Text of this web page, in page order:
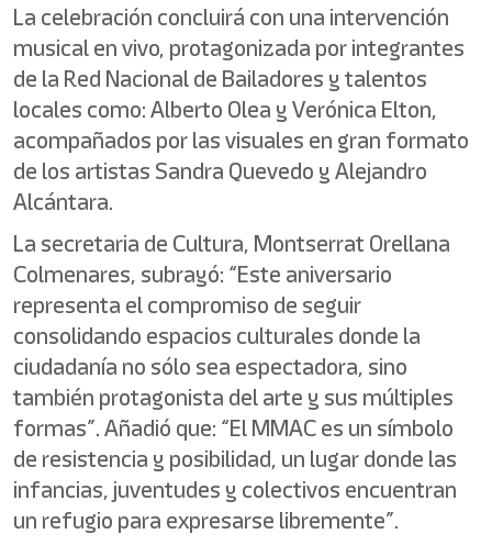
La celebración concluirá con una intervención
musical en vivo, protagonizada por integrantes
de la Red Nacional de Bailadores y talentos
locales como: Alberto Olea y Verónica Elton,
acompañados por las visuales en gran formato
de los artistas Sandra Quevedo y Alejandro
Alcántara.
La secretaria de Cultura, Montserrat Orellana
Colmenares, subrayó: “Este aniversario
representa el compromiso de seguir
consolidando espacios culturales donde la
ciudadanía no sólo sea espectadora, sino
también protagonista del arte y sus múltiples
formas”. Añadió que: “El MMAC es un símbolo
de resistencia y posibilidad, un lugar donde las
infancias, juventudes y colectivos encuentran
un refugio para expresarse libremente”.